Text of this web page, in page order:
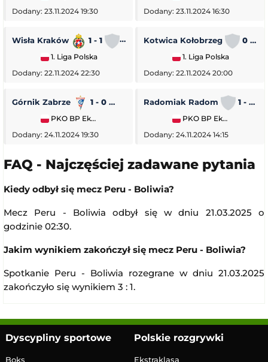
Dodany: 23.11.2024 19:30 Dodany: 23.11.2024 16:30
Wisła Kraków 1 - 1 Stal Rzeszów
1. Liga Polska
Dodany: 22.11.2024 22:30
Kotwica Kołobrzeg 0 - 5
1. Liga Polska
Dodany: 22.11.2024 20:00
Górnik Zabrze 1 - 0 Piast Gliwice
PKO BP Ekstraklasa
Dodany: 24.11.2024 19:30
Radomiak Radom 1 - 2
PKO BP Ekstraklasa
Dodany: 24.11.2024 14:15
FAQ - Najczęściej zadawane pytania
Kiedy odbył się mecz Peru - Boliwia?
Mecz Peru - Boliwia odbył się w dniu 21.03.2025 o
godzinie 02:30.
Jakim wynikiem zakończył się mecz Peru - Boliwia?
Spotkanie Peru - Boliwia rozegrane w dniu 21.03.2025
zakończyło się wynikiem 3 : 1.
Dyscypliny sportowe
Boks
Polskie rozgrywki
Ekstraklasa